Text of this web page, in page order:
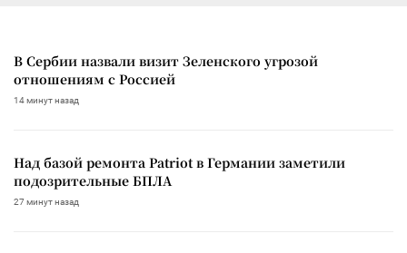
В Сербии назвали визит Зеленского угрозой
отношениям с Россией
14 минут назад
Над базой ремонта Patriot в Германии заметили
подозрительные БПЛА
27 минут назад